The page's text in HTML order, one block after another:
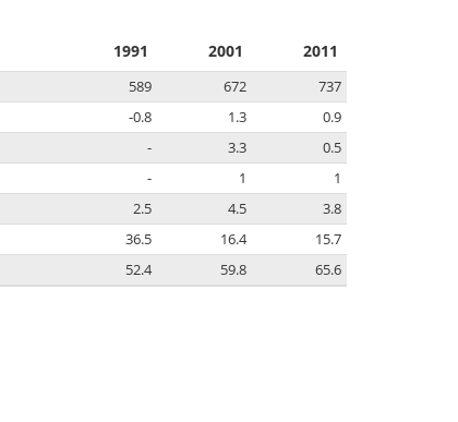
1991 2001 2011
589 672
737
-0.8 1.3
0.9
- 3.3
0.5
- 1
1
2.5 4.5
3.8
36.5 16.4
15.7
52.4 59.8 65.6